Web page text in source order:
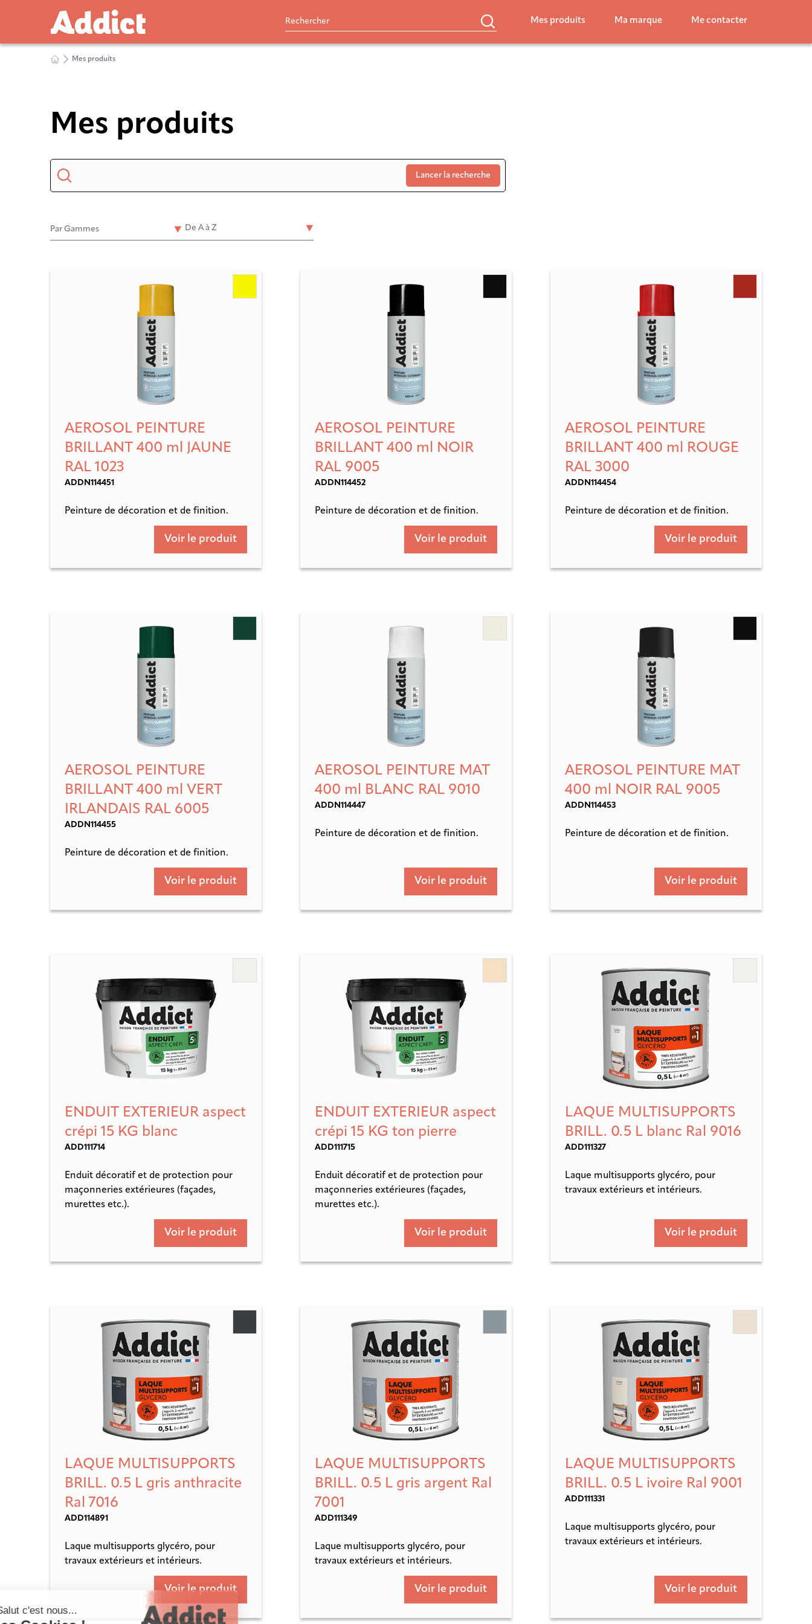
Mes produits Ma marque Me contacter
Mes produits
Mes produits
Lancer la recherche
Par Gammes
AEROSOL PEINTURE
BRILLANT 400 ml JAUNE
RAL 1023
ADDN114451
Peinture de décoration et de finition.
Voir le produit
AEROSOL PEINTURE
BRILLANT 400 ml NOIR
RAL 9005
ADDN114452
Peinture de décoration et de finition.
Voir le produit
AEROSOL PEINTURE
BRILLANT 400 ml ROUGE
RAL 3000
ADDN114454
Peinture de décoration et de finition.
Voir le produit
AEROSOL PEINTURE
BRILLANT 400 ml VERT
IRLANDAIS RAL 6005
ADDN114455
Peinture de décoration et de finition.
Voir le produit
AEROSOL PEINTURE MAT
400 ml BLANC RAL 9010
ADDN114447
Peinture de décoration et de finition.
Voir le produit
AEROSOL PEINTURE MAT
400 ml NOIR RAL 9005
ADDN114453
Peinture de décoration et de finition.
Voir le produit
ENDUIT EXTERIEUR aspect
crépi 15 KG blanc
ADD111714
Enduit décoratif et de protection pour
maçonneries extérieures (façades,
murettes etc.).
Voir le produit
ENDUIT EXTERIEUR aspect
crépi 15 KG ton pierre
ADD111715
Enduit décoratif et de protection pour
maçonneries extérieures (façades,
murettes etc.).
Voir le produit
LAQUE MULTISUPPORTS
BRILL. 0.5 L blanc Ral 9016
ADD111327
Laque multisupports glycéro, pour
travaux extérieurs et intérieurs.
Voir le produit
LAQUE MULTISUPPORTS
BRILL. 0.5 L gris anthracite
Ral 7016
ADD114891
Laque multisupports glycéro, pour
travaux extérieurs et intérieurs.
Voir le produit
LAQUE MULTISUPPORTS
BRILL. 0.5 L gris argent Ral
7001
ADD111349
Laque multisupports glycéro, pour
travaux extérieurs et intérieurs.
Voir le produit
LAQUE MULTISUPPORTS
BRILL. 0.5 L ivoire Ral 9001
ADD111331
Laque multisupports glycéro, pour
travaux extérieurs et intérieurs.
Voir le produit